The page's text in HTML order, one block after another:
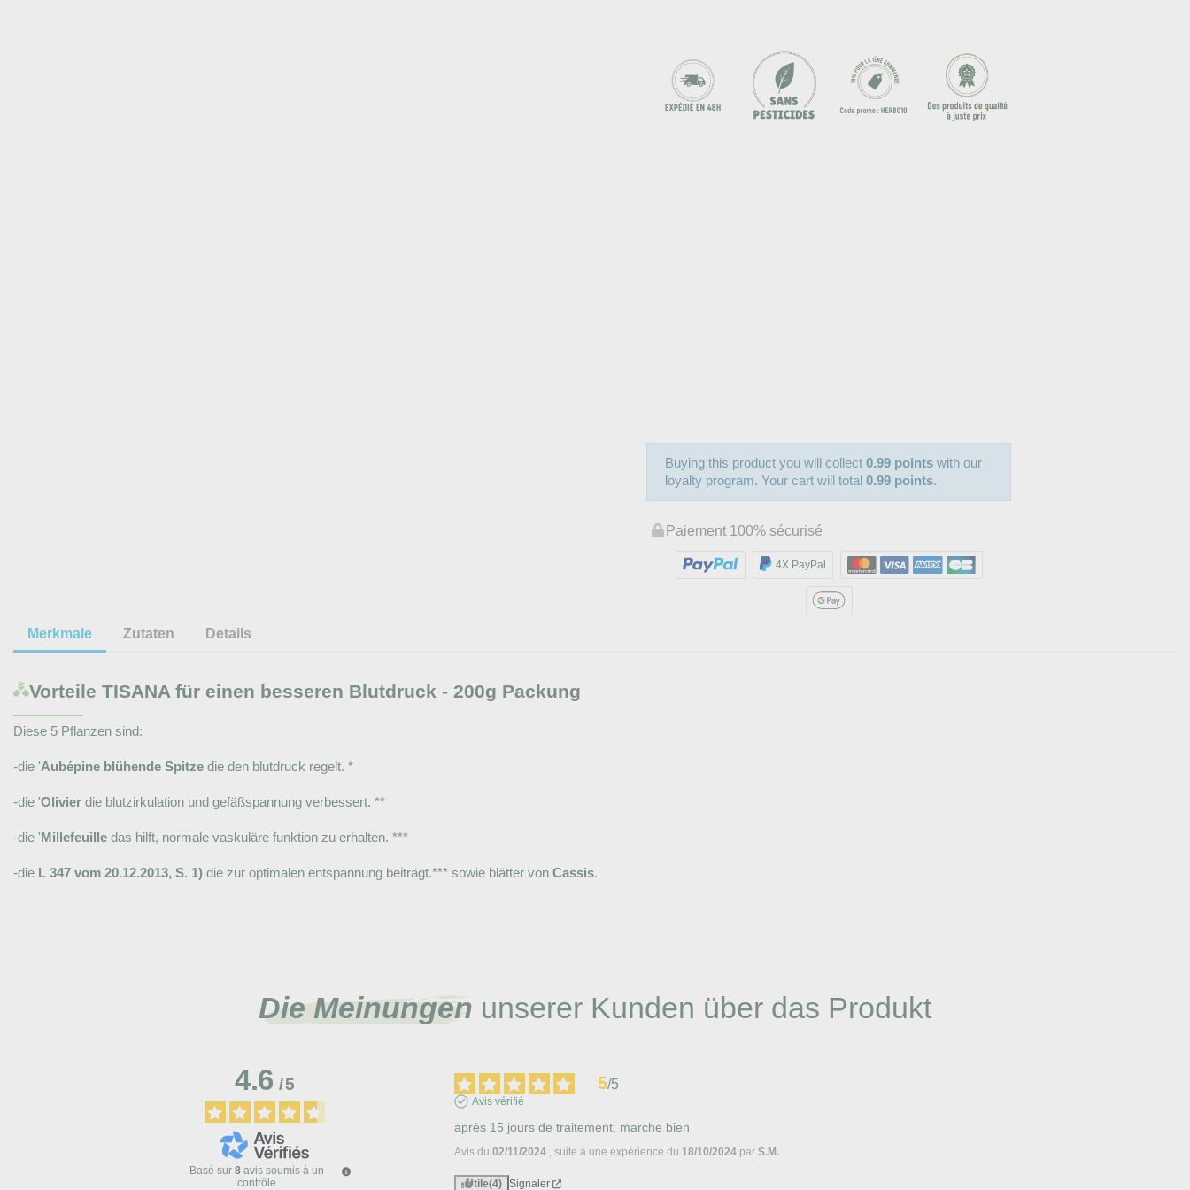
Buying this product you will collect0.99 points with our
loyalty program. Your cart will total0.99 points.
Paiement 100% sécurisé
4X PayPal
Merkmale Zutaten Details
Vorteile TISANA für einen besseren Blutdruck - 200g Packung
Diese 5 Pflanzen sind:
-die 'Aubépine blühende Spitze die den blutdruck regelt. *
-die 'Olivier die blutzirkulation und gefäßspannung verbessert. **
-die ' Millefeuille das hilft, normale vaskuläre funktion zu erhalten. ***
-die L 347 vom 20.12.2013, S. 1) die zur optimalen entspannung beiträgt.*** sowie blätter von Cassis.
Die Meinungen unserer Kunden über das Produkt
4.6/5
Basé sur 8 avis soumis à un
contrôle
5/5
Avis vérifié
après 15 jours de traitement, marche bien
Avis du 02/11/2024 , suite à une expérience du 18/10/2024 par S.M.
Utile(4) Signaler